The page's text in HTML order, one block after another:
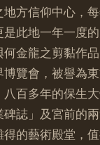
方信仰中心，
是此地一年一
金龍之剪黏作
覽會，被譽為
百多年的保生
誌」及宮前的
的藝術殿堂，